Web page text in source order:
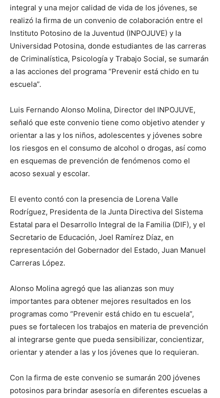
integral y una mejor calidad de vida de los jóvenes, se
realizó la firma de un convenio de colaboración entre el
Instituto Potosino de la Juventud (INPOJUVE) y la
Universidad Potosina, donde estudiantes de las carreras
de Criminalística, Psicología y Trabajo Social, se sumarán
a las acciones del programa “Prevenir está chido en tu
escuela”.
Luis Fernando Alonso Molina, Director del INPOJUVE,
señaló que este convenio tiene como objetivo atender y
orientar a las y los niños, adolescentes y jóvenes sobre
los riesgos en el consumo de alcohol o drogas, así como
en esquemas de prevención de fenómenos como el
acoso sexual y escolar.
El evento contó con la presencia de Lorena Valle
Rodríguez, Presidenta de la Junta Directiva del Sistema
Estatal para el Desarrollo Integral de la Familia (DIF), y el
Secretario de Educación, Joel Ramírez Díaz, en
representación del Gobernador del Estado, Juan Manuel
Carreras López.
Alonso Molina agregó que las alianzas son muy
importantes para obtener mejores resultados en los
programas como “Prevenir está chido en tu escuela”,
pues se fortalecen los trabajos en materia de prevención
al integrarse gente que pueda sensibilizar, concientizar,
orientar y atender a las y los jóvenes que lo requieran.
Con la firma de este convenio se sumarán 200 jóvenes
potosinos para brindar asesoría en diferentes escuelas a